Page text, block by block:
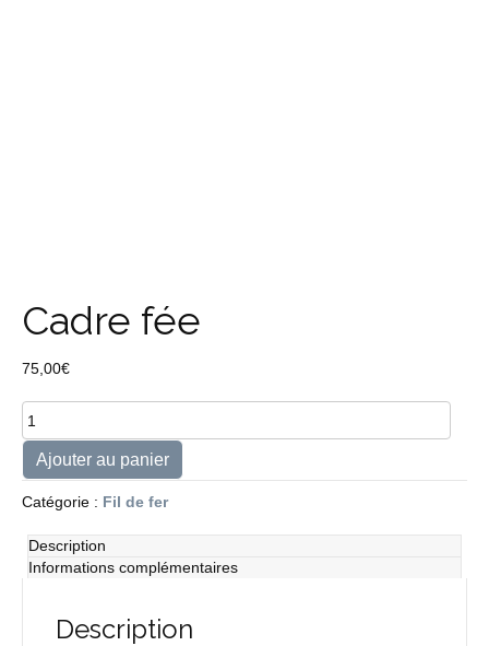
Cadre fée
75,00€
quantité
de
Cadre
fée
Ajouter au panier
Catégorie : Fil de fer
Description
Informations complémentaires
Description